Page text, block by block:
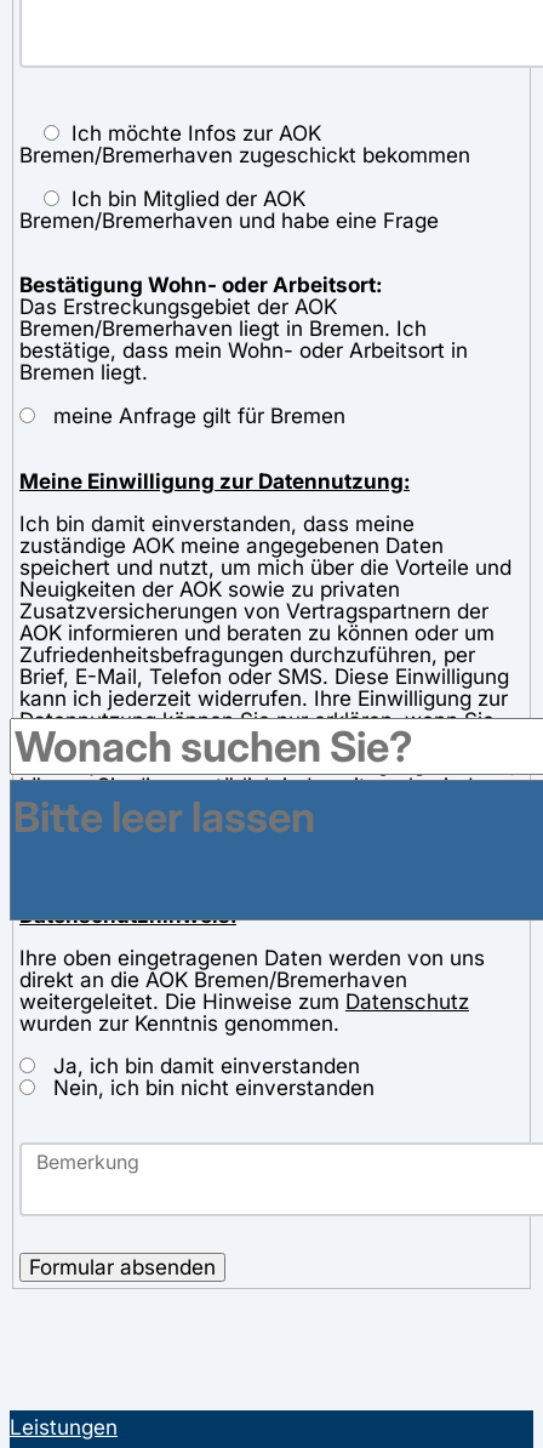
Ich möchte Infos zur AOK
Bremen/Bremerhaven zugeschickt bekommen
Ich bin Mitglied der AOK
Bremen/Bremerhaven und habe eine Frage
Bestätigung Wohn- oder Arbeitsort:
Das Erstreckungsgebiet der AOK
Bremen/Bremerhaven liegt in Bremen. Ich
bestätige, dass mein Wohn- oder Arbeitsort in
Bremen liegt.
meine Anfrage gilt für Bremen
Meine Einwilligung zur Datennutzung:
Ich bin damit einverstanden, dass meine
zuständige AOK meine angegebenen Daten
speichert und nutzt, um mich über die Vorteile und
Neuigkeiten der AOK sowie zu privaten
Zusatzversicherungen von Vertragspartnern der
AOK informieren und beraten zu können oder um
Zufriedenheitsbefragungen durchzuführen, per
Brief, E-Mail, Telefon oder SMS. Diese Einwilligung
kann ich jederzeit widerrufen. Ihre Einwilligung zur
Datennutzung können Sie nur erklären, wenn Sie
mindestens 14 Jahre alt sind (Vollendung des 14.
Lebensjahres). Wenn Sie Ihre Einwilligung erklären,
können Sie diese natürlich jederzeit auch wieder
mit Wirkung für die Zukunft widerrufen - eine E-
Mail oder ein Anruf genügen. In diesem Falle
Datenschutzhinweis:
Ihre oben eingetragenen Daten werden von uns
direkt an die AOK Bremen/Bremerhaven
weitergeleitet. Die Hinweise zum Datenschutz
wurden zur Kenntnis genommen.
Ja, ich bin damit einverstanden
Nein, ich bin nicht einverstanden
Formular absenden
Leistungen